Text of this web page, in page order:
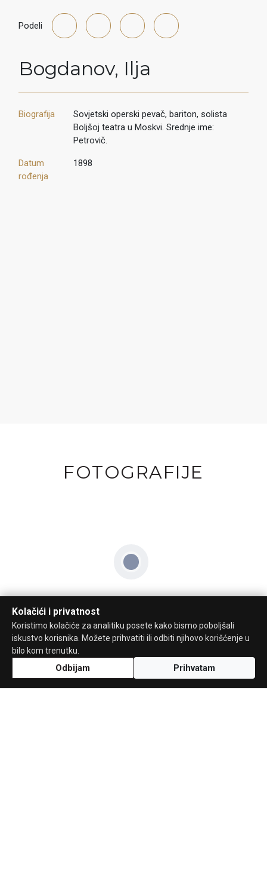
Podeli
Bogdanov, Ilja
Biografija
Sovjetski operski pevač, bariton, solista
Boljšoj teatra u Moskvi. Srednje ime:
Petrovič.
Datum
rođenja
1898
FOTOGRAFIJE
Kolačići i privatnost
Koristimo kolačiće za analitiku posete kako bismo poboljšali
iskustvo korisnika. Možete prihvatiti ili odbiti njihovo korišćenje u
bilo kom trenutku.
Odbijam Prihvatam